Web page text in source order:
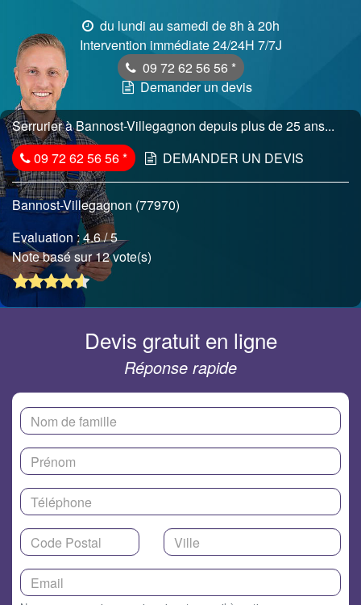
du lundi au samedi de 8h à 20h
Intervention immédiate 24/24H 7/7J
09 72 62 56 56 *
Demander un devis
Serrurier à Bannost-Villegagnon depuis plus de 25 ans...
09 72 62 56 56* DEMANDER UN DEVIS
Bannost-Villegagnon (77970)
Evaluation :4.6/ 5
Note basé sur 12 vote(s)
Devis gratuit en ligne
Réponse rapide